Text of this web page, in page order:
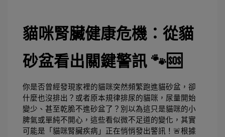
貓咪腎臟健康危機：從貓
砂盆看出關鍵警訊 🐾🆘
你是否曾經發現家裡的貓咪突然頻繁跑進貓砂盆，卻
什麼也沒排出？或者原本規律排尿的貓咪，尿量開始
變少、甚至乾脆不進砂盆了？別以為這只是貓咪的小
脾氣或單純不開心，這些看似微不足道的變化，其實
可能是「貓咪腎臟疾病」正在悄悄發出警訊！🚨根據